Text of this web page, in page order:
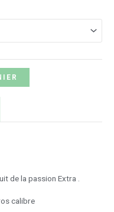
de la passion Extra .
calibre